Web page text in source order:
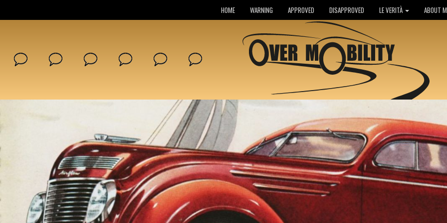
HOME WARNING APPROVED DISAPPROVED LE VERITÀ ABOUT